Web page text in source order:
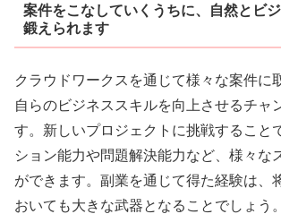
案件をこなしていくうちに、自然とビ
鍛えられます
クラウドワークスを通じて様々な案件に
自らのビジネススキルを向上させるチャ
す。新しいプロジェクトに挑戦すること
ション能力や問題解決能力など、様々な
ができます。副業を通じて得た経験は、
おいても大きな武器となることでしょう。